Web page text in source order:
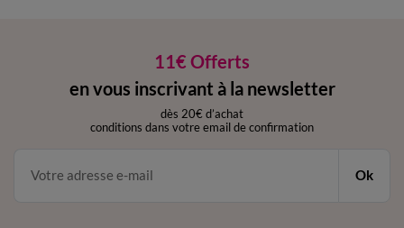
11€ Offerts
en vous inscrivant à la newsletter
dès 20€ d’achat
conditions dans votre email de confirmation
Ok